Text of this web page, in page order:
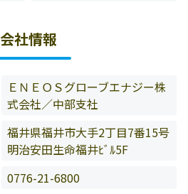
会社情報
ＥＮＥＯＳグローブエナジー株
式会社／中部支社
福井県福井市大手2丁目7番15号
明治安田生命福井ﾋﾞﾙ5F
0776-21-6800